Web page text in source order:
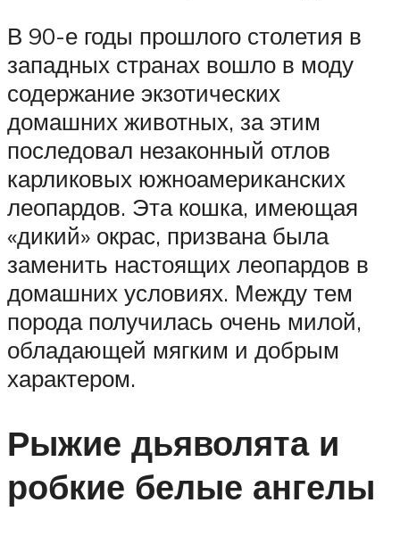
В 90-е годы прошлого столетия в
западных странах вошло в моду
содержание экзотических
домашних животных, за этим
последовал незаконный отлов
карликовых южноамериканских
леопардов. Эта кошка, имеющая
«дикий» окрас, призвана была
заменить настоящих леопардов в
домашних условиях. Между тем
порода получилась очень милой,
обладающей мягким и добрым
характером.
Рыжие дьяволята и
робкие белые ангелы